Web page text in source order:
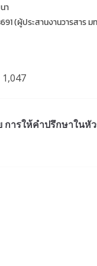
า
(ผู้ประสานงานวารสาร ม
1,047
การให้คำปรึกษาในหั